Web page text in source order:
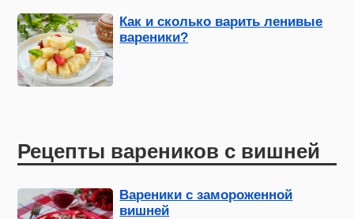
Как и сколько варить ленивые
вареники?
Рецепты вареников с вишней
Вареники с замороженной
вишней